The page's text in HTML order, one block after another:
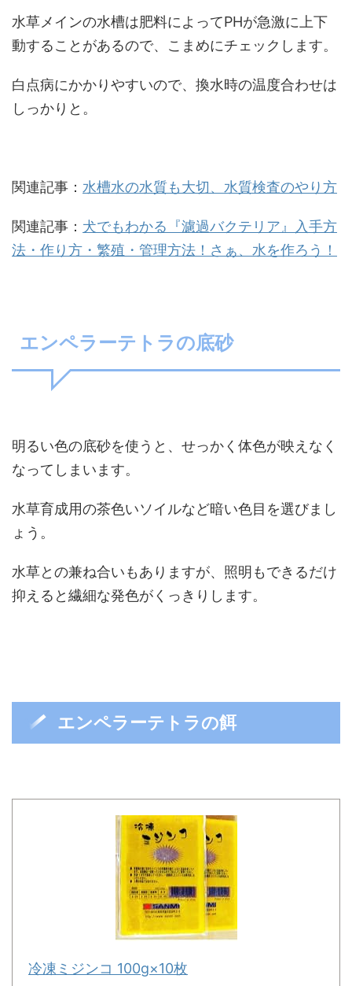
水草メインの水槽は肥料によってPHが急激に上下
動することがあるので、こまめにチェックします。
白点病にかかりやすいので、換水時の温度合わせは
しっかりと。
関連記事： 水槽水の水質も大切、水質検査のやり方
関連記事： 犬でもわかる『濾過バクテリア』入手方
法・作り方・繁殖・管理方法！さぁ、水を作ろう！
エンペラーテトラの底砂
明るい色の底砂を使うと、せっかく体色が映えなく
なってしまいます。
水草育成用の茶色いソイルなど暗い色目を選びまし
ょう。
水草との兼ね合いもありますが、照明もできるだけ
抑えると繊細な発色がくっきりします。
エンペラーテトラの餌
冷凍ミジンコ 100g×10枚